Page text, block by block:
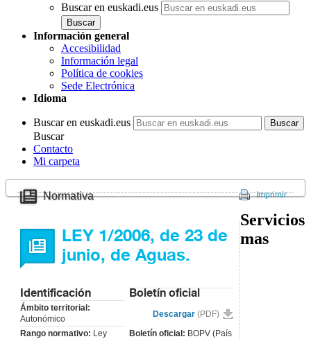
Buscar en euskadi.eus
Información general
Accesibilidad
Información legal
Política de cookies
Sede Electrónica
Idioma
Buscar en euskadi.eus
Buscar
Contacto
Mi carpeta
Normativa Imprimir
LEY 1/2006, de 23 de
junio, de Aguas.
Identificación
Ámbito territorial:
Autonómico
Rango normativo: Ley
Boletín oficial
Descargar (PDF)
Boletín oficial: BOPV (País
jurídico del riego.
Artículo 37
Funciones de la
Agencia Vasca del
Agua.
CAPÍTULOVIIOBRAS
HIDRÁULICAS
Artículo 38
hidráulicas de interés
general de la
Comunidad Autónoma
del País Vasco.
Artículo 39
Artículo 40– Régimen
CAPÍTULO VIII
RÉGIMEN
ECONÓMICO-
FINANCIERO
Principios
ordenadores.
Artículo 42
del agua.
Servicios
mas